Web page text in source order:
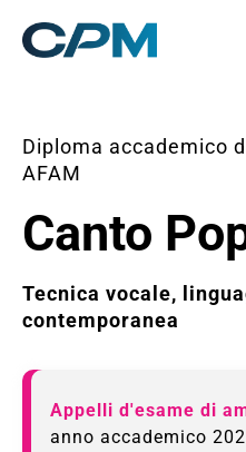
Diploma accademico
AFAM
Canto
Tecnica vocale,
contemporanea​
Appelli d'esame di
anno accademico